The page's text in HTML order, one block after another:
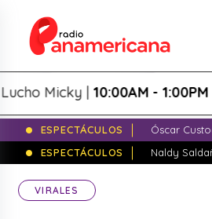
Micky |10:00AM - 1:00PM
ESPECTÁCULOS
Óscar
ESPECTÁCULOS
Naldy
VIRALES